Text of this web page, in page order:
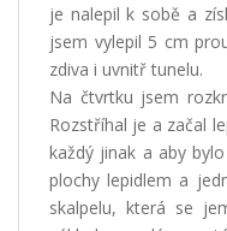
je nalepil k sobě a
jsem vylepil 5 cm
zdiva i uvnitř tunelu.
Na čtvrtku jsem
Rozstříhal je a začal
každý jinak a aby
plochy lepidlem a
skalpelu, která se